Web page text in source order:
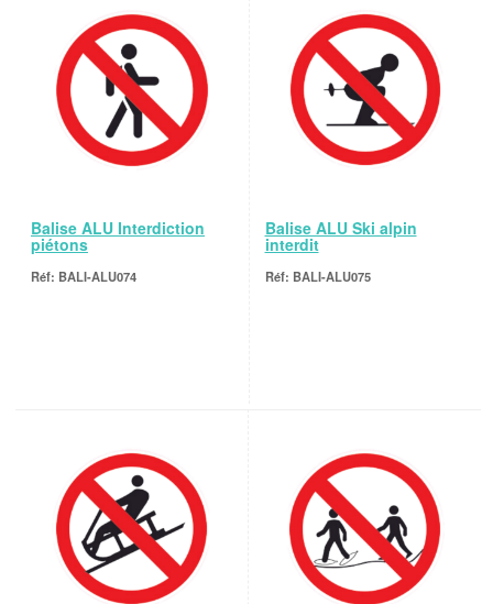
Balise ALU Interdiction
piétons
BALI-ALU074
Balise ALU Ski alpin
interdit
BALI-ALU075